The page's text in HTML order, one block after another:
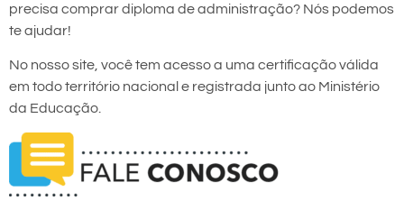
precisa comprar diploma de administração? Nós podemos
te ajudar!
No nosso site, você tem acesso a uma certificação válida
em todo território nacional e registrada junto ao Ministério
da Educação.